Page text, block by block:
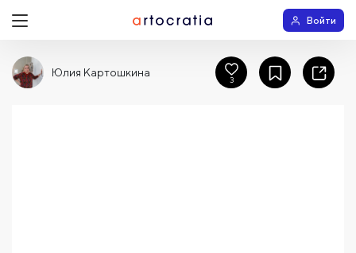
Войти
Юлия Картошкина
3